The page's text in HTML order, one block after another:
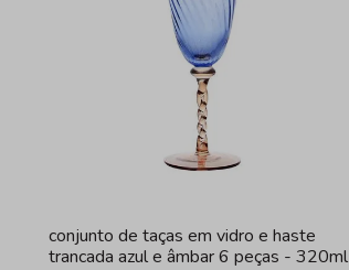
conjunto de taças em vidro e haste
trancada azul e âmbar 6 peças - 320ml